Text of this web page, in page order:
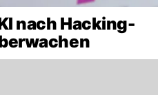
nach Hacking-